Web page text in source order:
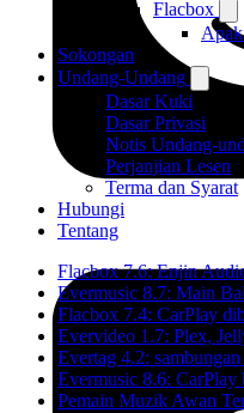
Flacbox
Sokongan
Undang-Undang
Dasar Kuki
Dasar Privasi
Notis Undang-
Perjanjian Lesen
Terma dan Syarat
Hubungi
Tentang
Flacbox 7.6: Enjin
Evermusic 8.7: Main
Flacbox 7.4: CarPlay
Evervideo 1.7: Plex,
Evertag 4.2:
Evermusic 8.6:
Pemain Muzik Awan